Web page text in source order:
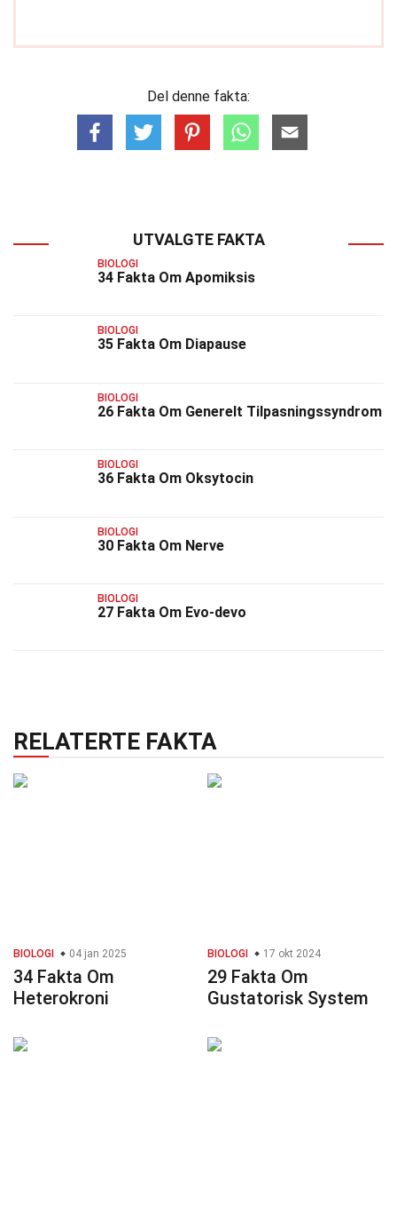
Del denne fakta:
UTVALGTE FAKTA
BIOLOGI
34 Fakta Om Apomiksis
BIOLOGI
35 Fakta Om Diapause
BIOLOGI
26 Fakta Om Generelt Tilpasningssyndrom
BIOLOGI
36 Fakta Om Oksytocin
BIOLOGI
30 Fakta Om Nerve
BIOLOGI
27 Fakta Om Evo-devo
RELATERTE FAKTA
BIOLOGI 04 jan 2025
34 Fakta Om
Heterokroni
BIOLOGI 17 okt 2024
29 Fakta Om
Gustatorisk System